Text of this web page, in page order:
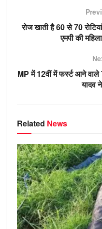
A a
m
n
g
e
b
o
o
k
रोज खाती है 60 से 70
एमपी की
MP में 12वीं में फर्स्ट आने वाले
यादव
Related News